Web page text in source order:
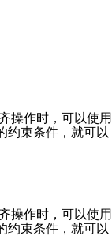
操作时，可以使用
约束条件，就可以
操作时，可以使用
约束条件，就可以